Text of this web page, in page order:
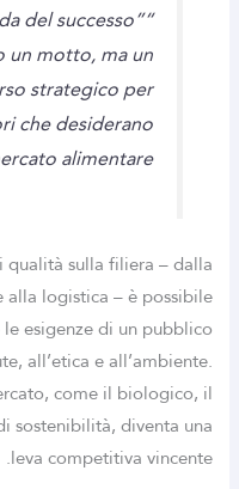
del successo”
un motto, ma un
strategico per
che desiderano
alimentare.
sulla filiera – dalla
logistica – è possibile
esigenze di un pubblico
all’etica e all’ambiente.
come il biologico, il
sostenibilità, diventa una
leva competitiva vincente.